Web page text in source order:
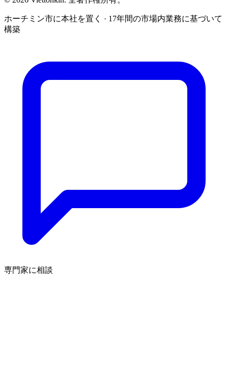
ホーチミン市に本社を置く · 17年間の市場内業務に基づいて
構築
専門家に相談